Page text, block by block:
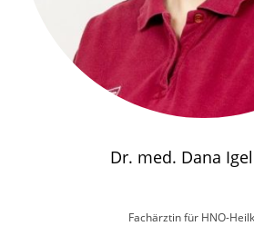
Dr. med. Dana
Fachärztin für HNO-